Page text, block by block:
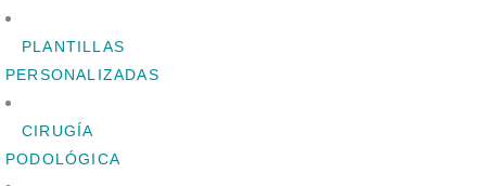
PLANTILLAS
PERSONALIZADAS
CIRUGÍA
PODOLÓGICA